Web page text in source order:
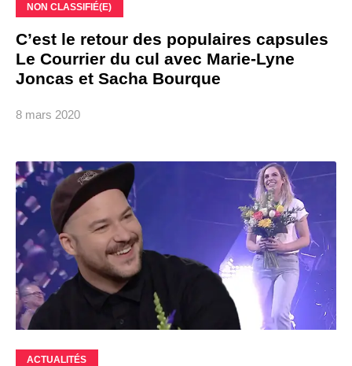
NON CLASSIFIÉ(E)
C’est le retour des populaires capsules
Le Courrier du cul avec Marie-Lyne
Joncas et Sacha Bourque
8 mars 2020
ACTUALITÉS